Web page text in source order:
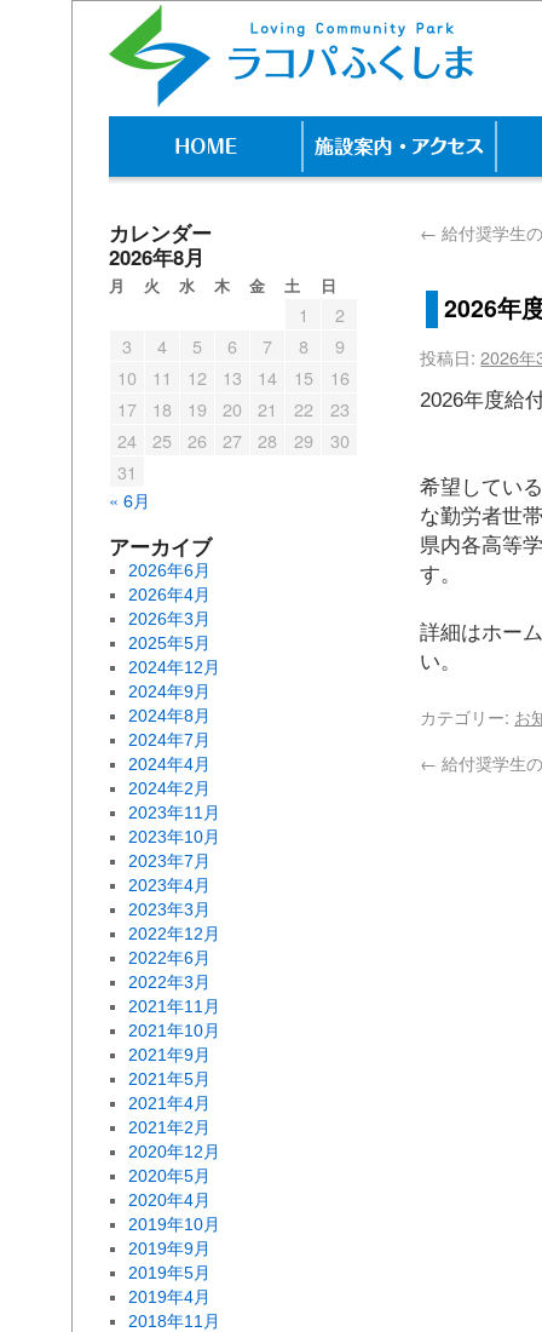
← 給付奨学生
2026年
投稿日: 2026年
2026年
希望してい
な勤労
県内各高等
す。
詳細はホー
い。
カテゴリー: お
← 給付奨学生
カレンダー
2026年8月
月 火 水 木 金 土 日
« 6月
1
2
3
4 5 6 7 8
9
10
11 12 13 14 15
16
17
18 19 20 21 22
23
24
25 26 27 28 29
30
31
アーカイブ
2026年6月
2026年4月
2026年3月
2025年5月
2024年12月
2024年9月
2024年8月
2024年7月
2024年4月
2024年2月
2023年11月
2023年10月
2023年7月
2023年4月
2023年3月
2022年12月
2022年6月
2022年3月
2021年11月
2021年10月
2021年9月
2021年5月
2021年4月
2021年2月
2020年12月
2020年5月
2020年4月
2019年10月
2019年9月
2019年5月
2019年4月
2018年11月